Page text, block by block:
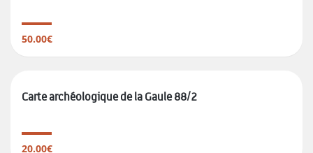
50.00€
Carte archéologique de la Gaule 88/2
20.00€